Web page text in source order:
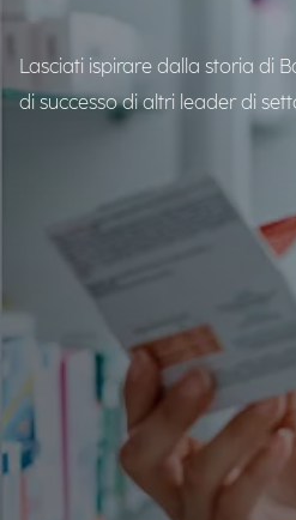
Lasciati ispirare dalla storia di
di successo di altri leader di